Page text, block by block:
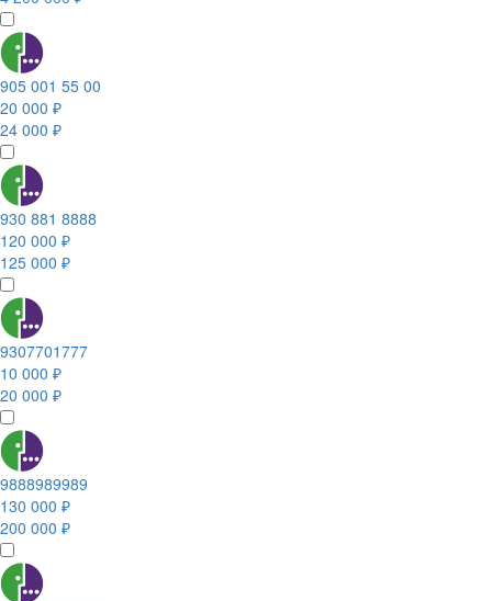
905 001 55 00
20 000 ₽
24 000 ₽
930 881 8888
120 000 ₽
125 000 ₽
9307701777
10 000 ₽
20 000 ₽
9888989989
130 000 ₽
200 000 ₽